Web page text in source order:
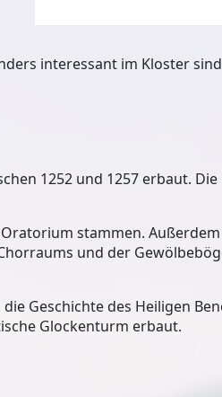
interessant im Kloster
1252 und 1257 erbaut. Die
stammen.
und der
Geschichte des Heiligen
Glockenturm erbaut.